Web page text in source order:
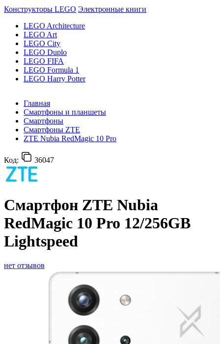
Конструкторы LEGO Электронные книги
LEGO Architecture
LEGO Art
LEGO City
LEGO Duplo
LEGO FIFA
LEGO Formula 1
LEGO Harry Potter
Главная
Смартфоны и планшеты
Смартфоны
Смартфоны ZTE
ZTE Nubia RedMagic 10 Pro
Код: 36047
Смартфон ZTE Nubia
RedMagic 10 Pro 12/256GB
Lightspeed
нет отзывов